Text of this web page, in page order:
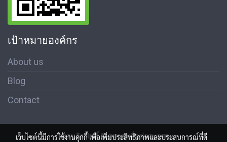
เป้าหมายองค์กร
About us
Blog
Contact
สงวนลิขสิทธิ์ © สมาคมสื่อช่อสะอาด
เว็บไซต์นี้มีการใช้งานคุกกี้ เพื่อเพิ่มประสิทธิภาพและประสบการณ์ที่ดี